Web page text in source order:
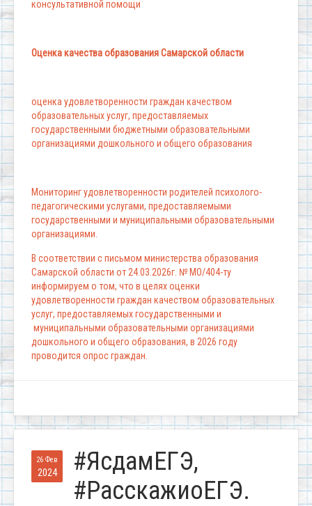
консультативной помощи
Оценка качества образования Самарской области
оценка удовлетворенности граждан качеством
образовательных услуг, предоставляемых
государственными бюджетными образовательными
организациями дошкольного и общего образования
Мониторинг удовлетворенности родителей психолого-
педагогическими услугами, предоставляемыми
государственными и муниципальными образовательными
организациями.
В соответствии с письмом министерства образования
Самарской области от 24.03.2026г. № МО/404-ту
информируем о том, что в целях оценки
удовлетворенности граждан качеством образовательных
услуг, предоставляемых государственными и
муниципальными образовательными организациями
дошкольного и общего образования, в 2026 году
проводится опрос граждан.
26 Фев
2024
#ЯсдамЕГЭ,
#РасскажиоЕГЭ.